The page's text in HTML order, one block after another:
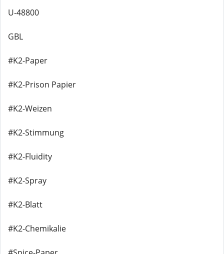
U-48800
GBL
#K2-Paper
#K2-Prison Papier
#K2-Weizen
#K2-Stimmung
#K2-Fluidity
#K2-Spray
#K2-Blatt
#K2-Chemikalie